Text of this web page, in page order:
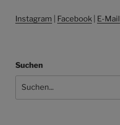
Instagram Facebook E-Mail
Suchen